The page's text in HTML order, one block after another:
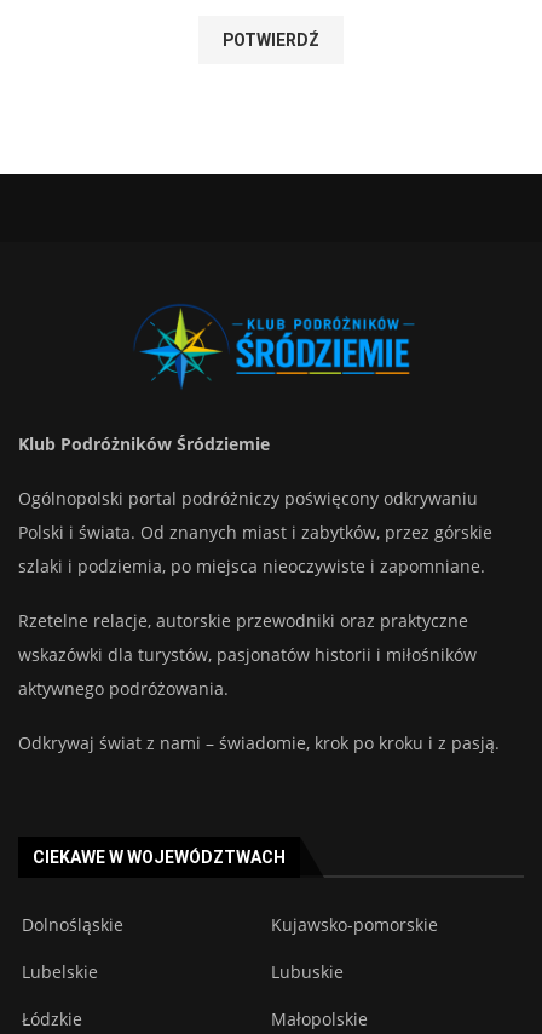
Klub Podróżników Śródziemie
Ogólnopolski portal podróżniczy poświęcony odkrywaniu
Polski i świata. Od znanych miast i zabytków, przez górskie
szlaki i podziemia, po miejsca nieoczywiste i zapomniane.
Rzetelne relacje, autorskie przewodniki oraz praktyczne
wskazówki dla turystów, pasjonatów historii i miłośników
aktywnego podróżowania.
Odkrywaj świat z nami – świadomie, krok po kroku i z pasją.
CIEKAWE W WOJEWÓDZTWACH
Dolnośląskie Kujawsko-pomorskie
Lubelskie Lubuskie
Łódzkie Małopolskie